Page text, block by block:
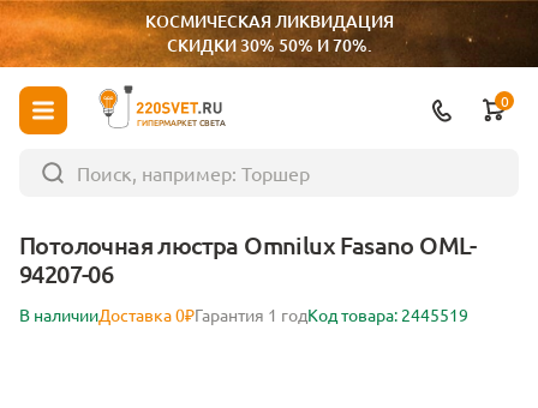
КОСМИЧЕСКАЯ ЛИКВИДАЦИЯ
СКИДКИ 30% 50% И 70%.
ГИПЕРМАРКЕТ СВЕТА
0
Потолочная люстра Omnilux Fasano OML-
94207-06
В наличииДоставка 0₽Гарантия 1 годКод товара: 2445519